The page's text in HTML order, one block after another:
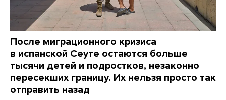
После миграционного кризиса
в испанской Сеуте остаются больше
тысячи детей и подростков, незаконно
пересекших границу. Их нельзя просто так
отправить назад